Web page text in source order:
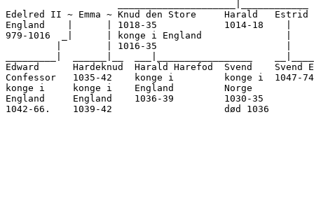
Edelred II ~ Emma ~ Knud den Store     Harald   Estrid
England    |      | 1018-35            1014-18
979-1016  _|      | konge i England
         |        | 1016-35                       |
Edward      Hardeknud  Harald Harefod  Svend    Svend
Confessor   1035-42    konge i         konge i
konge i     konge i    England
England     England    1036-39         1030-35
1042-66.    1039-42                    død 1036